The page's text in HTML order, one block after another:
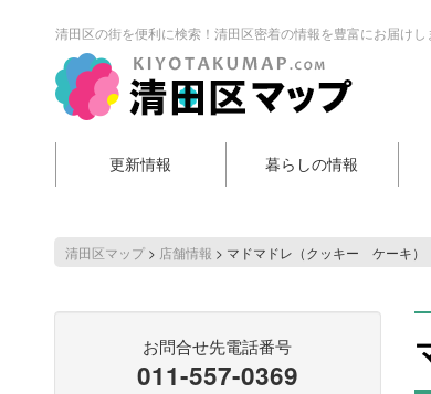
清田区の街を便利に検索！清田区密着の情報を豊富にお届けし
更新情報 暮らしの情報
清田区マップ> 店舗情報 > マドマドレ（クッキー ケーキ）
お問合せ先電話番号
011-557-0369